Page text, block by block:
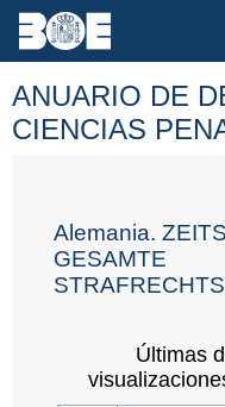
ANUARIO DE
CIENCIAS
Alemania.
GESAMTE
Últimas